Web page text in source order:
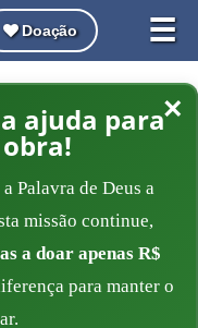
☰
Doação
×
ajuda para
Palavra de Deus a
missão continue,
a doar apenas R$
para manter o